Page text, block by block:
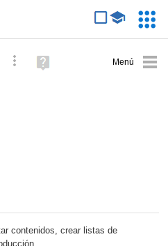
Búsqueda avanzada
Ayuda
(en
contenidos, crear listas de